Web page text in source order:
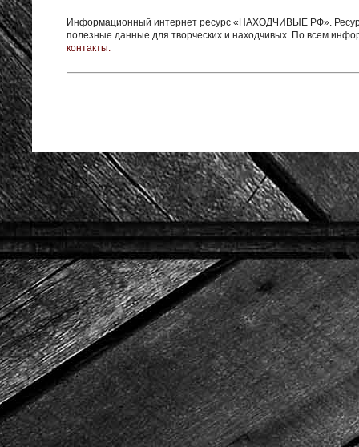
Информационный интернет ресурс «НАХОДЧИВЫЕ РФ».
полезные данные для творческих и находчивых. По всем
контакты.